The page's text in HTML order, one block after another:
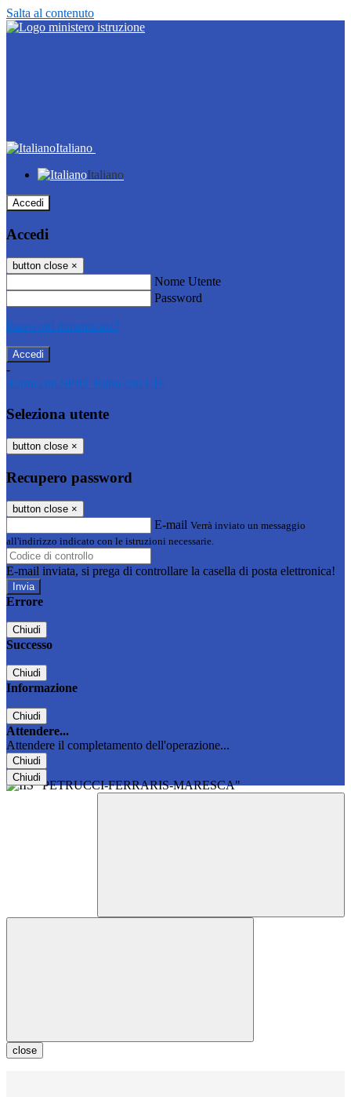
Salta al contenuto
Italiano
Italiano
Accedi
Accedi
button close ×
Nome Utente
Password
Password dimenticata?
-
Entra con SPID Entra con CIE
Seleziona utente
button close ×
Recupero password
button close ×
E-mail Verrà inviato un messaggio
all'indirizzo indicato con le istruzioni necessarie.
E-mail inviata, si prega di controllare la casella di posta elettronica!
Errore
Chiudi
Successo
Chiudi
Informazione
Chiudi
Attendere...
Attendere il completamento dell'operazione...
Chiudi
Chiudi
close